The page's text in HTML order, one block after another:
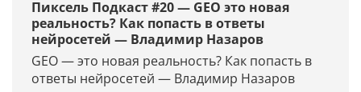
Пиксель Подкаст #20 — GEO это новая
реальность? Как попасть в ответы
нейросетей — Владимир Назаров
GEO — это новая реальность? Как попасть в
ответы нейросетей — Владимир Назаров